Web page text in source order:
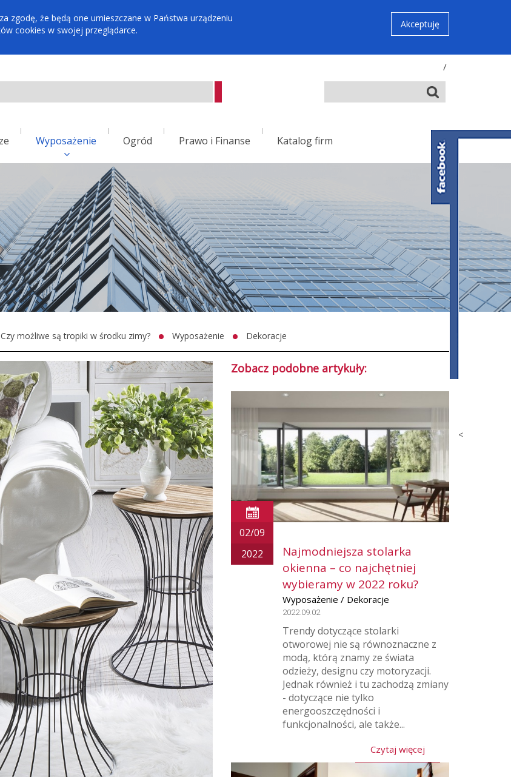
<
zgodę, że będą one umieszczane w Państwa urządzeniu
cookies w swojej przeglądarce.
Akceptuję
/
Wyposażenie Ogród Prawo i Finanse Katalog firm
Czy możliwe są tropiki w środku zimy? Wyposażenie Dekoracje
Zobacz podobne artykuły:
02/09
2022
Najmodniejsza stolarka
okienna – co najchętniej
wybieramy w 2022 roku?
Wyposażenie / Dekoracje
2022.09.02
Trendy dotyczące stolarki
otworowej nie są równoznaczne z
modą, którą znamy ze świata
odzieży, designu czy motoryzacji.
Jednak również i tu zachodzą zmiany
- dotyczące nie tylko
energooszczędności i
funkcjonalności, ale także...
Czytaj więcej